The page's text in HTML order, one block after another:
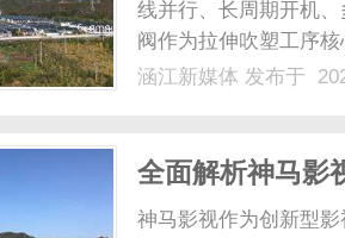
线并行、长周期开机
阀作为拉伸吹塑工序
程气压，阀件运行稳
涵江新媒体 发布于
全面解析神马影
神马影视作为创新型